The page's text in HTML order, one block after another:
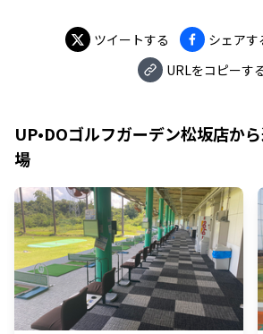
ツイートする シェアす
URLをコピーす
UP•DOゴルフガーデン松坂店か
場